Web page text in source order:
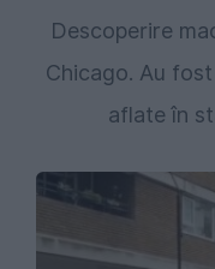
Descoperire
Chicago. Au
aflate în